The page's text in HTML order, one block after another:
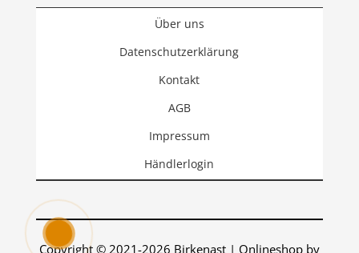
Über uns
Datenschutzerklärung
Kontakt
AGB
Impressum
Händlerlogin
Copyright © 2021-2026 Birkenast | Onlineshop by